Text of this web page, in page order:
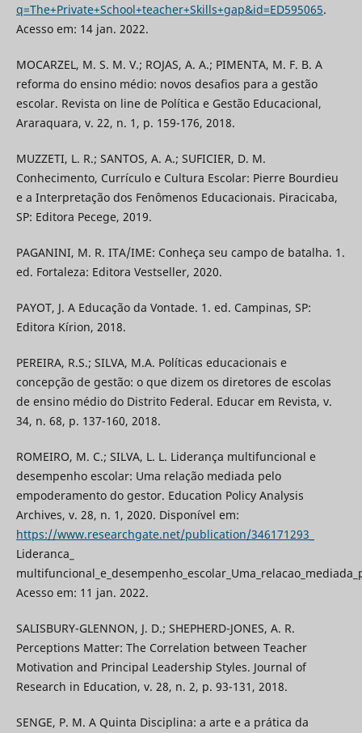
q=The+Private+School+teacher+Skills+gap&id=ED595065.
Acesso em: 14 jan. 2022.
MOCARZEL, M. S. M. V.; ROJAS, A. A.; PIMENTA, M. F. B. A
reforma do ensino médio: novos desafios para a gestão
escolar. Revista on line de Política e Gestão Educacional,
Araraquara, v. 22, n. 1, p. 159-176, 2018.
MUZZETI, L. R.; SANTOS, A. A.; SUFICIER, D. M.
Conhecimento, Currículo e Cultura Escolar: Pierre Bourdieu
e a Interpretação dos Fenômenos Educacionais. Piracicaba,
SP: Editora Pecege, 2019.
PAGANINI, M. R. ITA/IME: Conheça seu campo de batalha. 1.
ed. Fortaleza: Editora Vestseller, 2020.
PAYOT, J. A Educação da Vontade. 1. ed. Campinas, SP:
Editora Kírion, 2018.
PEREIRA, R.S.; SILVA, M.A. Políticas educacionais e
concepção de gestão: o que dizem os diretores de escolas
de ensino médio do Distrito Federal. Educar em Revista, v.
34, n. 68, p. 137-160, 2018.
ROMEIRO, M. C.; SILVA, L. L. Liderança multifuncional e
desempenho escolar: Uma relação mediada pelo
empoderamento do gestor. Education Policy Analysis
Archives, v. 28, n. 1, 2020. Disponível em:
https://www.researchgate.net/publication/346171293_
Lideranca_
Acesso em: 11 jan. 2022.
SALISBURY-GLENNON, J. D.; SHEPHERD-JONES, A. R.
Perceptions Matter: The Correlation between Teacher
Motivation and Principal Leadership Styles. Journal of
Research in Education, v. 28, n. 2, p. 93-131, 2018.
SENGE, P. M. A Quinta Disciplina: a arte e a prática da